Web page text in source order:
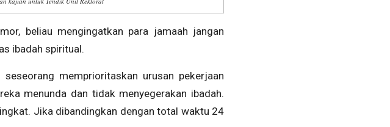
beliau mengingatkan para jamaah jangan
ibadah spiritual.
memprioritaskan urusan pekerjaan
menunda dan tidak menyegerakan ibadah.
Jika dibandingkan dengan total waktu 24